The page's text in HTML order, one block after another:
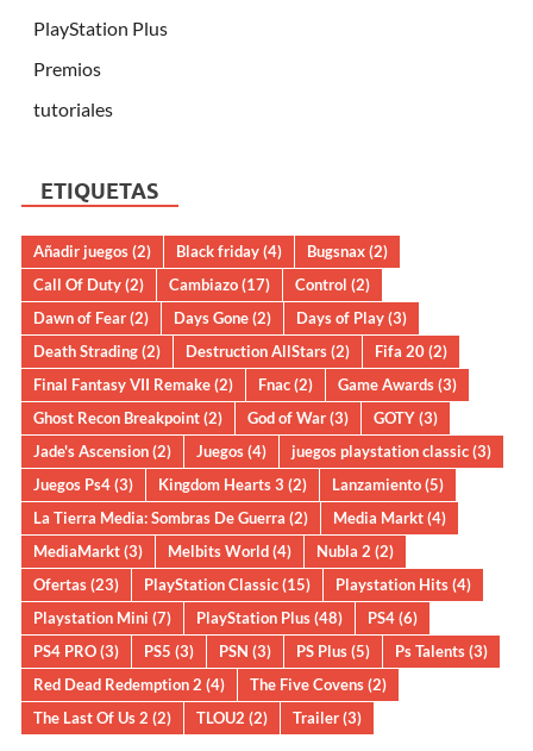
PlayStation Plus
Premios
tutoriales
ETIQUETAS
Añadir juegos(2) Black friday(4) Bugsnax(2)
Call Of Duty(2) Cambiazo(17) Control (2)
Dawn of Fear(2) Days Gone(2) Days of Play(3)
Death Strading(2) Destruction AllStars(2) Fifa 20(2)
Final Fantasy VII Remake(2) Fnac(2) Game Awards(3)
Ghost Recon Breakpoint(2) God of War(3) GOTY(3)
Jade's Ascension(2) Juegos(4) juegos playstation classic(3)
Juegos Ps4(3) Kingdom Hearts 3 (2) Lanzamiento(5)
La Tierra Media: Sombras De Guerra (2) Media Markt(4)
MediaMarkt(3) Melbits World(4) Nubla 2 (2)
Ofertas(23) PlayStation Classic(15) Playstation Hits(4)
Playstation Mini (7) PlayStation Plus(48) PS4(6)
PS4 PRO(3) PS5 (3) PSN (3) PS Plus(5) Ps Talents(3)
Red Dead Redemption 2 (4) The Five Covens(2)
The Last Of Us 2 (2) TLOU2 (2) Trailer(3)